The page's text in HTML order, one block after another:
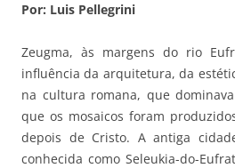
Por: Luis Pellegrini
Zeugma, às margens do rio
influência da arquitetura, da
na cultura romana, que
que os mosaicos foram
depois de Cristo. A antiga
conhecida como Seleukia-do-